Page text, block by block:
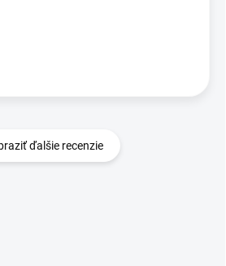
ďalšie recenzie